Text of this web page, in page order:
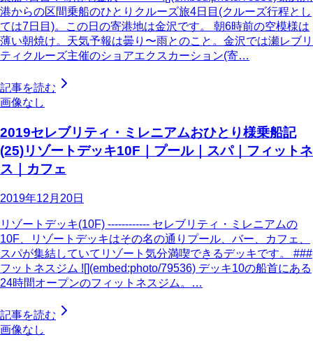
港からの区間乗船のひとりクルーズ旅4日目(クルーズ行程とし
ては7日目)。この日の寄港地は金沢です。 朝6時前の空模様は
薄い朝焼け。天気予報は曇り〜雨とのこと。金沢では瀬レブリ
ティクルーズ主催のショアエクスカーション(寄…
記事を読む
画像なし
2019セレブリティ・ミレニアムおひとり様乗船記
(25)リゾートデッキ10F｜プール｜スパ｜フィットネ
ス｜カフェ
2019年12月20日
リゾートデッキ(10F) ------------ セレブリティ・ミレニアムの
10F、リゾートデッキはその名の通りプール、バー、カフェ、
スパが集結していてリゾート気分満喫できるデッキです。 ###
フットネスジム ![](embed:photo/79536) デッキ10の船首にある
24時間オープンのフィットネスジム。…
記事を読む
画像なし